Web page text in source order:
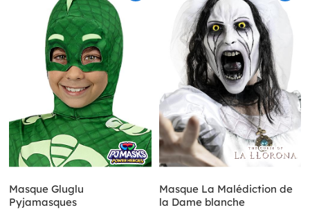
Masque Gluglu
Pyjamasques
Masque La Malédiction de
la Dame blanche